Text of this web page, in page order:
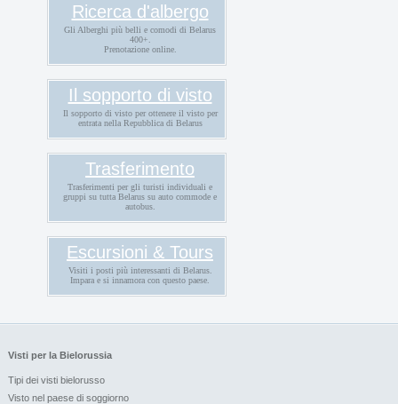
Ricerca d'albergo
Gli Alberghi più belli e comodi di Belarus
400+.
Prenotazione online.
Il sopporto di visto
Il sopporto di visto per ottenere il visto per
entrata nella Repubblica di Belarus
Trasferimento
Trasferimenti per gli turisti individuali e
gruppi su tutta Belarus su auto commode e
autobus.
Escursioni & Tours
Visiti i posti più interessanti di Belarus.
Impara e si innamora con questo paese.
Visti per la Bielorussia
Tipi dei visti bielorusso
Visto nel paese di soggiorno